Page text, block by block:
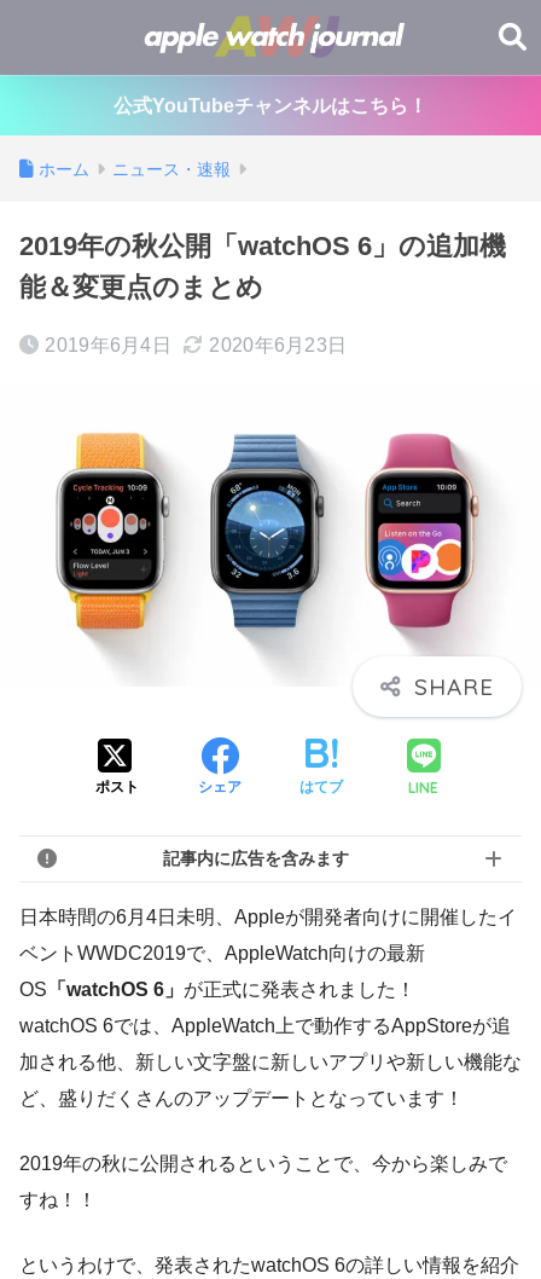
公式YouTubeチャンネルはこちら！
ホーム ニュース・速報
2019年の秋公開「watchOS 6」の追加機
能＆変更点のまとめ
2019年6月4日 2020年6月23日
ポスト シェア はてブ LINE
記事内に広告を含みます
日本時間の6月4日未明、Appleが開発者向けに開催したイ
ベントWWDC2019で、AppleWatch向けの最新
OS 「watchOS 6」 が正式に発表されました！
watchOS 6では、AppleWatch上で動作するAppStoreが追
加される他、新しい文字盤に新しいアプリや新しい機能な
ど、盛りだくさんのアップデートとなっています！
2019年の秋に公開されるということで、今から楽しみで
すね！！
というわけで、発表されたwatchOS 6の詳しい情報を紹介